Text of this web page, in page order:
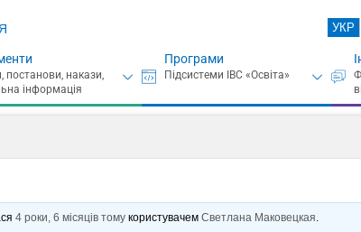
УКР
Програми
4 роки, 6 місяців тому користувачемСветлана Маковецкая